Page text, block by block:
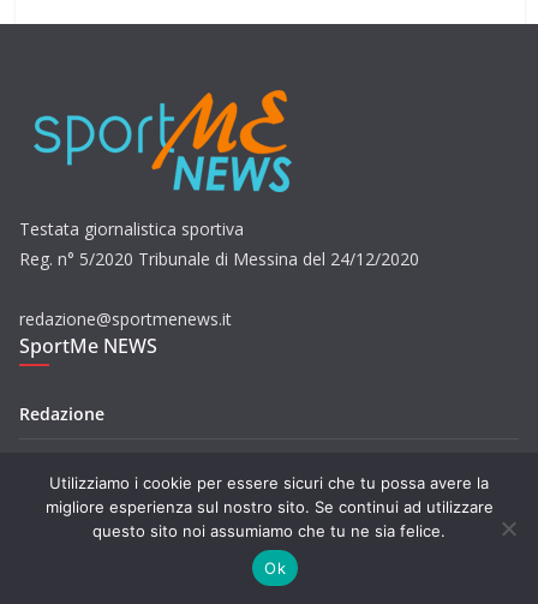
Testata giornalistica sportiva
Reg. n° 5/2020 Tribunale di Messina del 24/12/2020
redazione@sportmenews.it
SportMe NEWS
Redazione
Privacy
Utilizziamo i cookie per essere sicuri che tu possa avere la
migliore esperienza sul nostro sito. Se continui ad utilizzare
questo sito noi assumiamo che tu ne sia felice.
Ok